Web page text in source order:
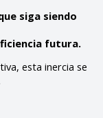
siga siendo
futura.
esta inercia se